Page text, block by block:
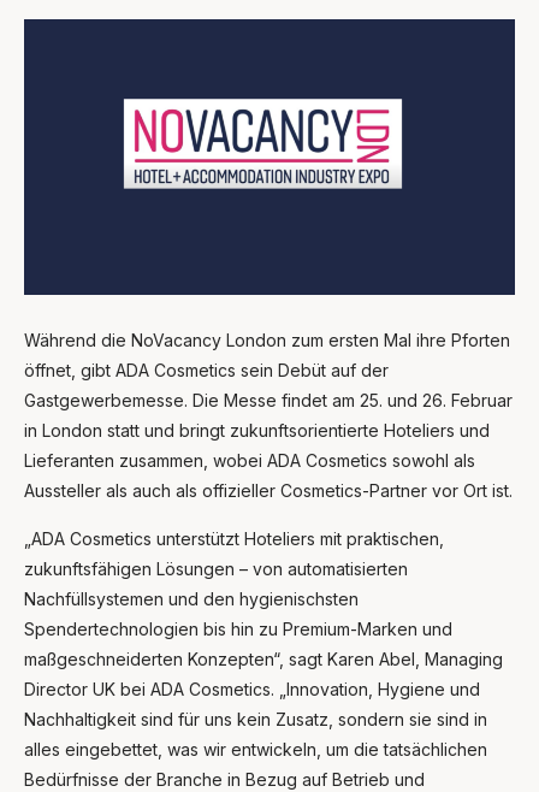
Während die NoVacancy London zum ersten Mal ihre Pforten
öffnet, gibt ADA Cosmetics sein Debüt auf der
Gastgewerbemesse. Die Messe findet am 25. und 26. Februar
in London statt und bringt zukunftsorientierte Hoteliers und
Lieferanten zusammen, wobei ADA Cosmetics sowohl als
Aussteller als auch als offizieller Cosmetics-Partner vor Ort ist.
„ADA Cosmetics unterstützt Hoteliers mit praktischen,
zukunftsfähigen Lösungen – von automatisierten
Nachfüllsystemen und den hygienischsten
Spendertechnologien bis hin zu Premium-Marken und
maßgeschneiderten Konzepten“, sagt Karen Abel, Managing
Director UK bei ADA Cosmetics. „Innovation, Hygiene und
Nachhaltigkeit sind für uns kein Zusatz, sondern sie sind in
alles eingebettet, was wir entwickeln, um die tatsächlichen
Bedürfnisse der Branche in Bezug auf Betrieb und